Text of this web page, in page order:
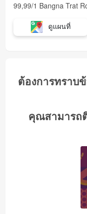
99,99/1 Bangna Trat
ดูแผนที่
ต้องการทราบ
คุณสามารถ